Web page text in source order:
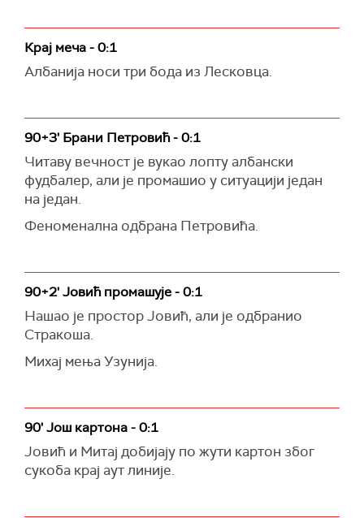
Крај меча - 0:1
Албанија носи три бода из Лесковца.
90+3' Брани Петровић - 0:1
Читаву вечност је вукао лопту албански
фудбалер, али је промашио у ситуацији један
на један.
Феноменална одбрана Петровића.
90+2' Јовић промашује - 0:1
Нашао је простор Јовић, али је одбранио
Стракоша.
Михај мења Узунија.
90' Још картона - 0:1
Јовић и Митај добијају по жути картон због
сукоба крај аут линије.